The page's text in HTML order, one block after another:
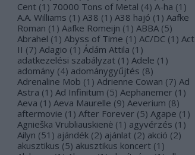
Cent (1 ) 70000 Tons of Metal (4) A-ha (1 )
A.A. Williams (1 ) A38 (1 ) A38 hajó (1 ) Aafke
Roman (1 ) Aafke Romeijn (1 ) ABBA (5)
Abrahel (1 ) Abyss of Time (1 ) AC/DC (1 ) Act
II (7) Adagio (1 ) Ádám Attila (1 )
adatkezelési szabályzat (1 ) Adele (1 )
adomány (4) adománygyűjtés (8)
Adrenaline Mob (1 ) Adrienne Cowan (7) Ad
Astra (1 ) Ad Infinitum (5) Aephanemer (1 )
Aeva (1 ) Aeva Maurelle (9) Aeverium (8)
aftermovie (1 ) After Forever (5) Agape (1 )
Agnieška Vrubliauskienė (1 ) agyvérzés (1 )
Ailyn (51 ) ajándék (2) ajánlat (2) akció (2)
akusztikus (5) akusztikus koncert (1 )